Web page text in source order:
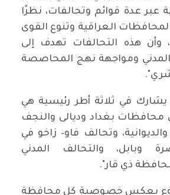
عبر عدة قوائم وتحالفات، نظرًا
العراقية وتنوع القوى
وأن هذه التحالفات تهدف إلى
ومواجهة نهج المحاصصة
في ثلاثة أطر رئيسية هي
محافظات بغداد وديالى والنجف
وتحالف فاو– زاخو في
وبابل، والتحالف المدني
ذي قار".
يعكس خصوصية كل محافظة